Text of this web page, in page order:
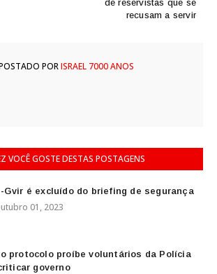
de reservistas que se
recusam a servir
PORISRAEL 7000 ANOS
VOCÊ GOSTE DESTAS POSTAGENS
Gvir é excluído do briefing de segurança
01, 2023
protocolo proíbe voluntários da Polícia
governo